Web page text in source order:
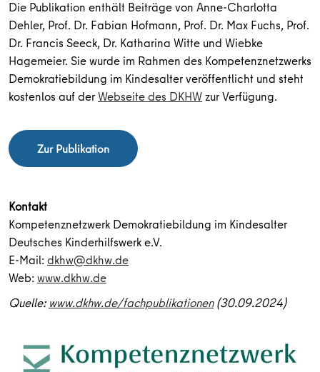
Die Publikation enthält Beiträge von Anne-Charlotta
Dehler, Prof. Dr. Fabian Hofmann, Prof. Dr. Max Fuchs, Prof.
Dr. Francis Seeck, Dr. Katharina Witte und Wiebke
Hagemeier. Sie wurde im Rahmen des Kompetenznetzwerks
Demokratiebildung im Kindesalter veröffentlicht und steht
kostenlos auf derWebseite des DKHWzur Verfügung.
Zur Publikation
Kontakt
Kompetenznetzwerk Demokratiebildung im Kindesalter
Deutsches Kinderhilfswerk e.V.
E-Mail:dkhw@dkhw.de
Web:www.dkhw.de
Quelle: www.dkhw.de/fachpublikationen(30.09.2024)